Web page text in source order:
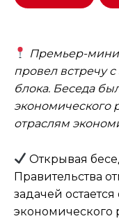
Премьер-
провел встречу
блока. Беседа
экономического
отраслям
Открывая
Правительства
задачей
экономического